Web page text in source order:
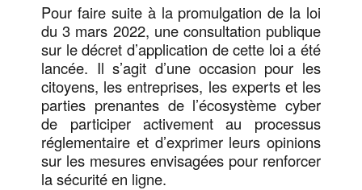
Pour faire suite à la promulgation de la loi
du 3 mars 2022, une consultation publique
sur le décret d’application de cette loi a été
lancée. Il s’agit d’une occasion pour les
citoyens, les entreprises, les experts et les
parties prenantes de l’écosystème cyber
de participer activement au processus
réglementaire et d’exprimer leurs opinions
sur les mesures envisagées pour renforcer
la sécurité en ligne.